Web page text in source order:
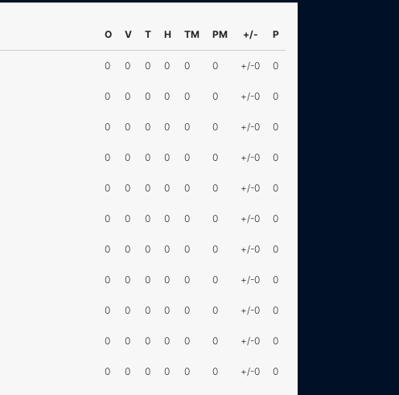
O V T H TM PM +/- P
0 0 0 0 0 0 +/-0 0
0 0 0 0 0 0 +/-0 0
0 0 0 0 0 0 +/-0 0
0 0 0 0 0 0 +/-0 0
0 0 0 0 0 0 +/-0 0
0 0 0 0 0 0 +/-0 0
0 0 0 0 0 0 +/-0 0
0 0 0 0 0 0 +/-0 0
0 0 0 0 0 0 +/-0 0
0 0 0 0 0 0 +/-0 0
0 0 0 0 0 0 +/-0 0